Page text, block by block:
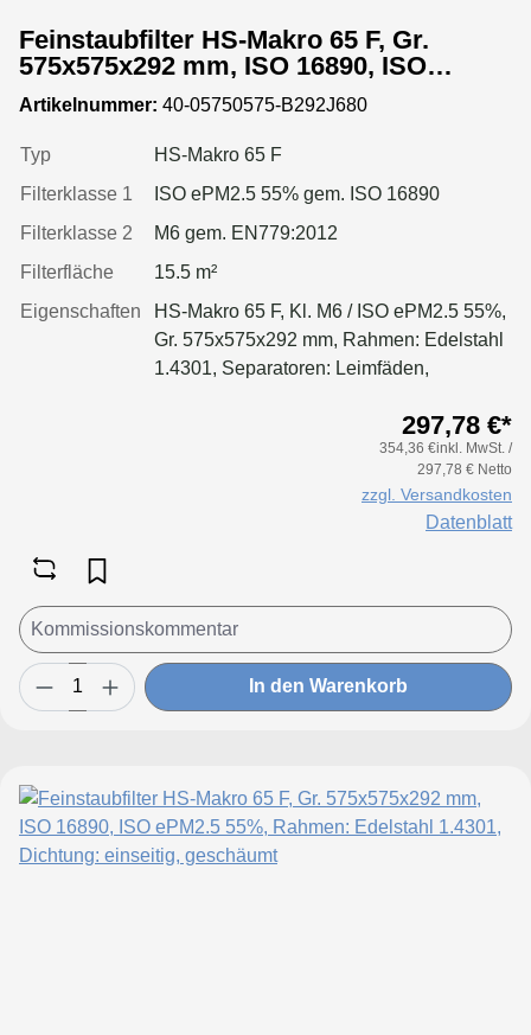
Feinstaubfilter HS-Makro 65 F, Gr.
575x575x292 mm, ISO 16890, ISO
ePM2.5 55%, Rahmen: Edelstahl 1.4301,
Dichtung: einseitig, geschäumt
Artikelnummer: 40-05750575-B292J680
Typ
HS-Makro 65 F
Filterklasse 1
ISO ePM2.5 55% gem. ISO 16890
Filterklasse 2
M6 gem. EN779:2012
Filterfläche
15.5 m²
Eigenschaften
HS-Makro 65 F, Kl. M6 / ISO ePM2.5 55%,
Gr. 575x575x292 mm, Rahmen: Edelstahl
1.4301, Separatoren: Leimfäden,
297,78 €*
354,36 €inkl. MwSt. /
297,78 € Netto
zzgl. Versandkosten
Datenblatt
In den Warenkorb